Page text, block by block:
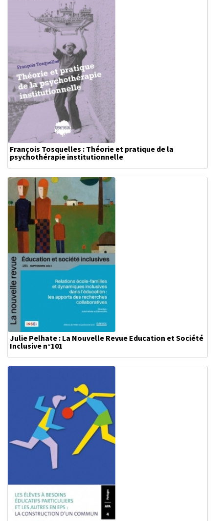
François Tosquelles : Théorie et pratique de la
psychothérapie institutionnelle
Julie Pelhate : La Nouvelle Revue Education et Société
Inclusive n°101